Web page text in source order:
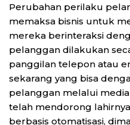
Perubahan perilaku
memaksa bisnis untuk
mereka berinteraksi
pelanggan dilakukan
panggilan telepon atau
sekarang yang bisa
pelanggan melalui
telah mendorong
berbasis otomatisasi,